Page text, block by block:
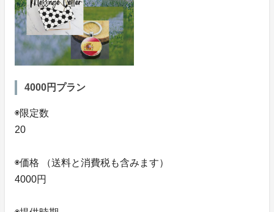
4000円プラン
◉限定数
20
◉価格 （送料と消費税も含みます）
4000円